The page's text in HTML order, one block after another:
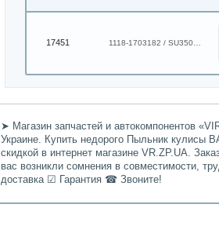
17451
➤ Магазин запчастей и автокомпонентов
Украине. Купить недорого Пыльник кулисы
скидкой в интернет магазине VR.ZP.UA.
вас возникли сомнения в совместимости,
доставка ☑ Гарантия ☎ Звоните!